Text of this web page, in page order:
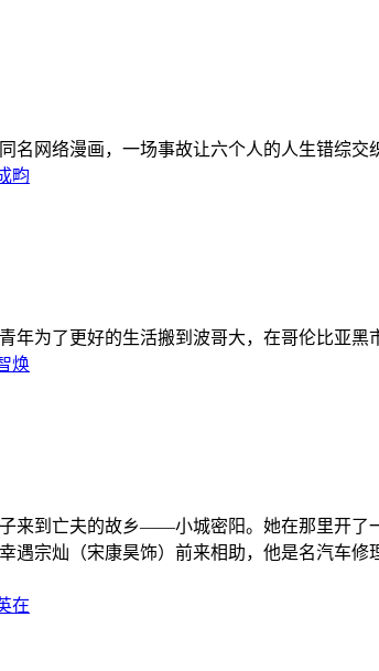
名网络漫画，一场事故让六个人的人生错综
畇
年为了更好的生活搬到波哥大，在哥伦比亚黑
焕
来到亡夫的故乡——小城密阳。她在那里开了
遇宗灿（宋康昊饰）前来相助，他是名汽车
在